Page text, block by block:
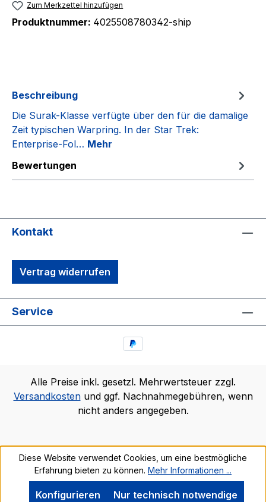
Zum Merkzettel hinzufügen
Produktnummer: 4025508780342-ship
Beschreibung
Die Surak-Klasse verfügte über den für die damalige
Zeit typischen Warpring. In der Star Trek:
Enterprise-Fol… Mehr
Bewertungen
Kontakt
Vertrag widerrufen
Service
Alle Preise inkl. gesetzl. Mehrwertsteuer zzgl.
Versandkostenund ggf. Nachnahmegebühren, wenn
nicht anders angegeben.
Diese Website verwendet Cookies, um eine bestmögliche
Erfahrung bieten zu können. Mehr Informationen ...
Nur technisch notwendige
Konfigurieren